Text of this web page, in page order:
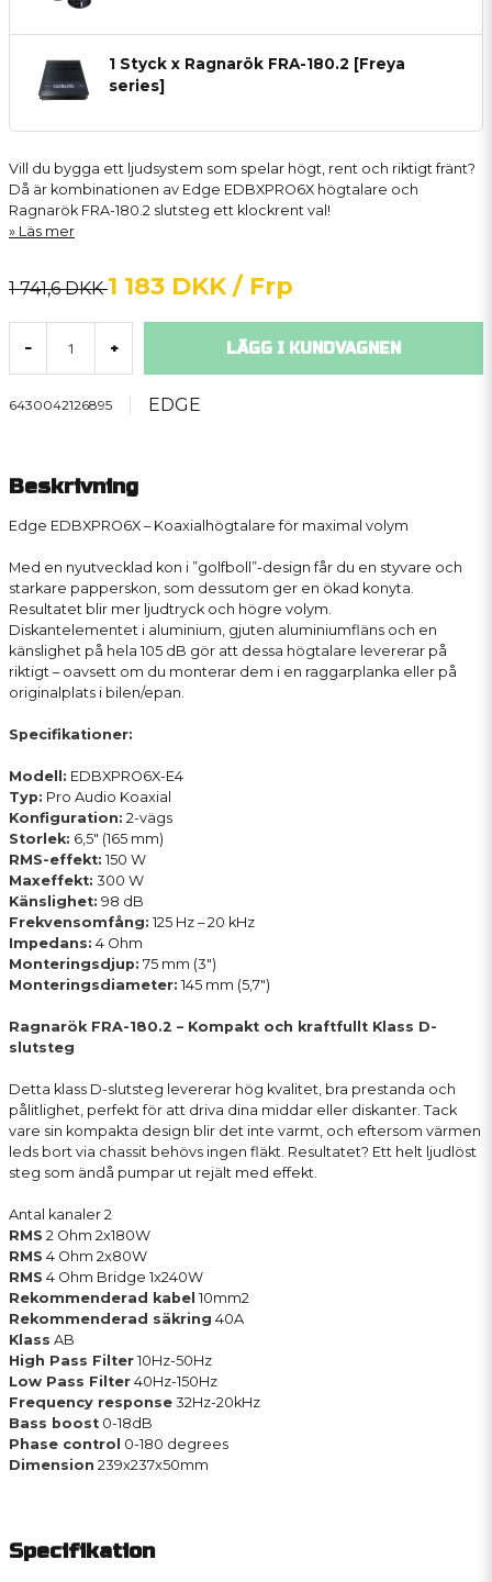
1 Styck x Ragnarök FRA-180.2 [Freya
series]
Vill du bygga ett ljudsystem som spelar högt, rent och riktigt fränt?
Då är kombinationen av Edge EDBXPRO6X högtalare och
Ragnarök FRA-180.2 slutsteg ett klockrent val!
Läs mer
1 741,6 DKK1 183 DKK / Frp
- + LÄGG I KUNDVAGNEN
6430042126895 EDGE
Beskrivning
Edge EDBXPRO6X – Koaxialhögtalare för maximal volym
Med en nyutvecklad kon i ”golfboll”-design får du en styvare och
starkare papperskon, som dessutom ger en ökad konyta.
Resultatet blir mer ljudtryck och högre volym.
Diskantelementet i aluminium, gjuten aluminiumfläns och en
känslighet på hela 105 dB gör att dessa högtalare levererar på
riktigt – oavsett om du monterar dem i en raggarplanka eller på
originalplats i bilen/epan.
Specifikationer:
Modell: EDBXPRO6X-E4
Typ: Pro Audio Koaxial
Konfiguration: 2-vägs
Storlek: 6,5" (165 mm)
RMS-effekt: 150 W
Maxeffekt: 300 W
Känslighet: 98 dB
Frekvensomfång: 125 Hz – 20 kHz
Impedans: 4 Ohm
Monteringsdjup: 75 mm (3")
Monteringsdiameter: 145 mm (5,7")
Ragnarök FRA-180.2 – Kompakt och kraftfullt Klass D-
slutsteg
Detta klass D-slutsteg levererar hög kvalitet, bra prestanda och
pålitlighet, perfekt för att driva dina middar eller diskanter. Tack
vare sin kompakta design blir det inte varmt, och eftersom värmen
leds bort via chassit behövs ingen fläkt. Resultatet? Ett helt ljudlöst
steg som ändå pumpar ut rejält med effekt.
Antal kanaler 2
RMS 2 Ohm 2x180W
RMS 4 Ohm 2x80W
RMS 4 Ohm Bridge 1x240W
Rekommenderad kabel 10mm2
Rekommenderad säkring 40A
Klass AB
High Pass Filter 10Hz-50Hz
Low Pass Filter 40Hz-150Hz
Frequency response 32Hz-20kHz
Bass boost 0-18dB
Phase control 0-180 degrees
Dimension 239x237x50mm
Specifikation